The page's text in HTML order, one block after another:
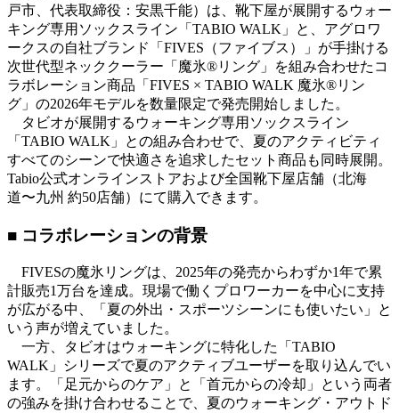
戸市、代表取締役：安黒千能）は、靴下屋が展開するウォー
キング専用ソックスライン「TABIO WALK」と、アグロワ
ークスの自社ブランド「FIVES（ファイブス）」が手掛ける
次世代型ネッククーラー「魔氷®️リング」を組み合わせたコ
ラボレーション商品「FIVES × TABIO WALK 魔氷®️リン
グ」の2026年モデルを数量限定で発売開始しました。
タビオが展開するウォーキング専用ソックスライン
「TABIO WALK」との組み合わせで、夏のアクティビティ
すべてのシーンで快適さを追求したセット商品も同時展開。
Tabio公式オンラインストアおよび全国靴下屋店舗（北海
道〜九州 約50店舗）にて購入できます。
■ コラボレーションの背景
FIVESの魔氷リングは、2025年の発売からわずか1年で累
計販売1万台を達成。現場で働くプロワーカーを中心に支持
が広がる中、「夏の外出・スポーツシーンにも使いたい」と
いう声が増えていました。
一方、タビオはウォーキングに特化した「TABIO
WALK」シリーズで夏のアクティブユーザーを取り込んでい
ます。「足元からのケア」と「首元からの冷却」という両者
の強みを掛け合わせることで、夏のウォーキング・アウトド